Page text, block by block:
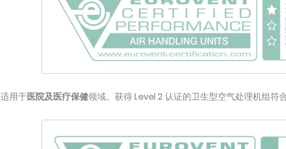
适用于医院及医疗保健领域。获得 Level 2 认证的卫生型空气处理机组符